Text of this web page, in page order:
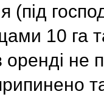
(під
10 га
оренді